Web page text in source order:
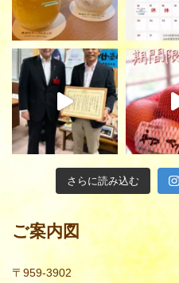
さらに読み込む
ご案内図
〒959-3902